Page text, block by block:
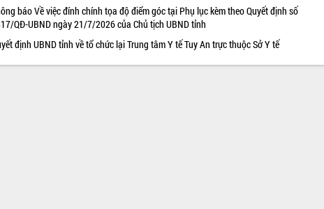
báo Về việc đính chính tọa độ điểm góc tại Phụ lục kèm theo Quyết định số
QĐ-UBND ngày 21/7/2026 của Chủ tịch UBND tỉnh
định UBND tỉnh về tổ chức lại Trung tâm Y tế Tuy An trực thuộc Sở Y tế